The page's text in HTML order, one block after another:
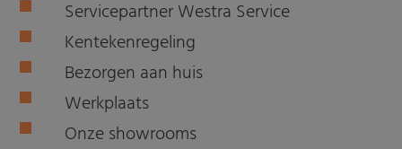
Servicepartner Westra Service
Kentekenregeling
Bezorgen aan huis
Werkplaats
Onze showrooms